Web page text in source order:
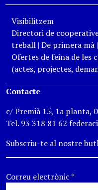
Visibilitzem
Directori de
treball| De primera mà|
Ofertes de feina de les
(actes, projectes,
Contacte
c/ Premià 15, 1a planta,
Tel. 93 318 81 62
Subscriu-te al nostre
Correu electrònic*